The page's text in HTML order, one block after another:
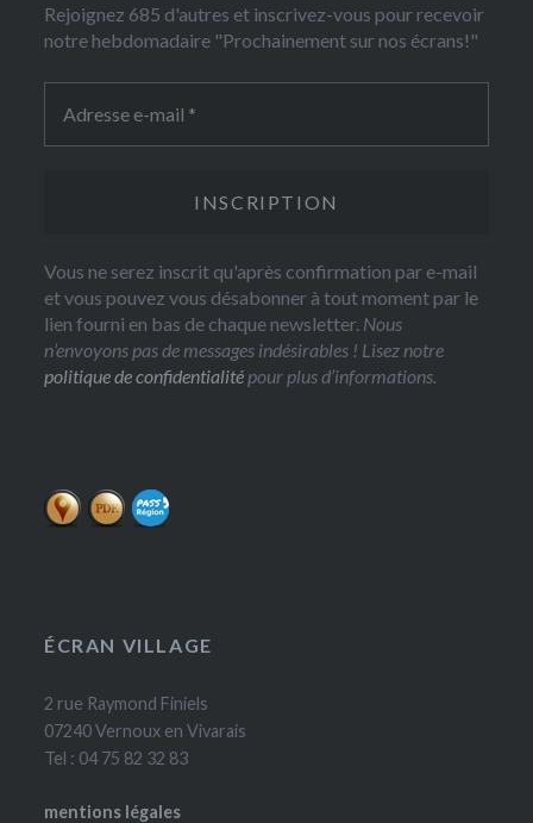
Rejoignez 685 d'autres et inscrivez-vous pour recevoir
notre hebdomadaire "Prochainement sur nos écrans!"
Vous ne serez inscrit qu'après confirmation par e-mail
et vous pouvez vous désabonner à tout moment par le
lien fourni en bas de chaque newsletter. Nous
n’envoyons pas de messages indésirables ! Lisez notre
politique de confidentialité pour plus d’informations.
ÉCRAN VILLAGE
2 rue Raymond Finiels
07240 Vernoux en Vivarais
Tel : 04 75 82 32 83
mentions légales